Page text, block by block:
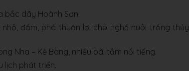
bắc dãy Hoành Sơn.
đầm, phá thuận lợi cho nghề nuôi trồng thủy
Nha – Kẻ Bàng, nhiều bãi tắm nổi tiếng.
lịch phát triển.